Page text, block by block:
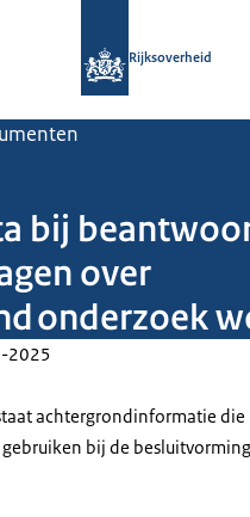
Rijksoverheid
bij
over
onderzoek
2025
achtergrondinformatie die
bij de